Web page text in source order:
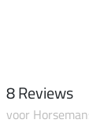
8 Reviews
voor